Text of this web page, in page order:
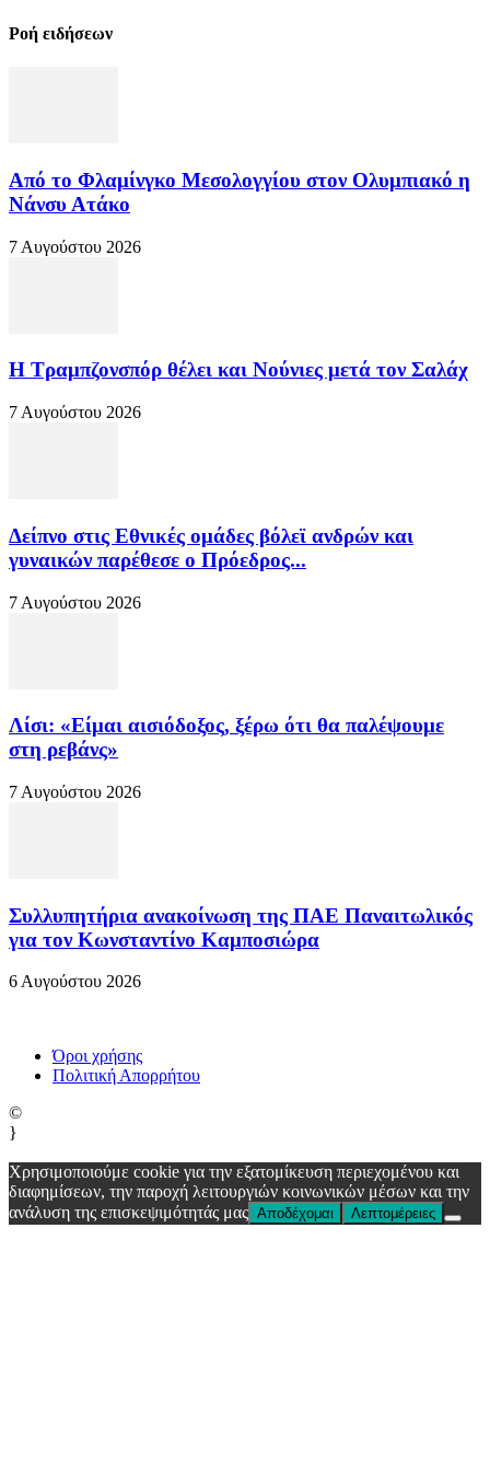
Ροή ειδήσεων
Από το Φλαμίνγκο Μεσολογγίου στον Ολυμπιακό η
Νάνσυ Ατάκο
7 Αυγούστου 2026
Η Τραμπζονσπόρ θέλει και Νούνιες μετά τον Σαλάχ
7 Αυγούστου 2026
Δείπνο στις Εθνικές ομάδες βόλεϊ ανδρών και
γυναικών παρέθεσε ο Πρόεδρος...
7 Αυγούστου 2026
Λίσι: «Είμαι αισιόδοξος, ξέρω ότι θα παλέψουμε
στη ρεβάνς»
7 Αυγούστου 2026
Συλλυπητήρια ανακοίνωση της ΠΑΕ Παναιτωλικός
για τον Κωνσταντίνο Καμποσιώρα
6 Αυγούστου 2026
Όροι χρήσης
Πολιτική Απορρήτου
©
}
Χρησιμοποιούμε cookie για την εξατομίκευση περιεχομένου και
διαφημίσεων, την παροχή λειτουργιών κοινωνικών μέσων και την
ανάλυση της επισκεψιμότητάς μας Αποδέχομαι Λεπτομέρειες